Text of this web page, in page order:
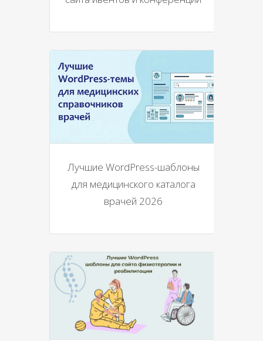
Лучшие WordPress-шаблоны
для медицинского каталога
врачей 2026